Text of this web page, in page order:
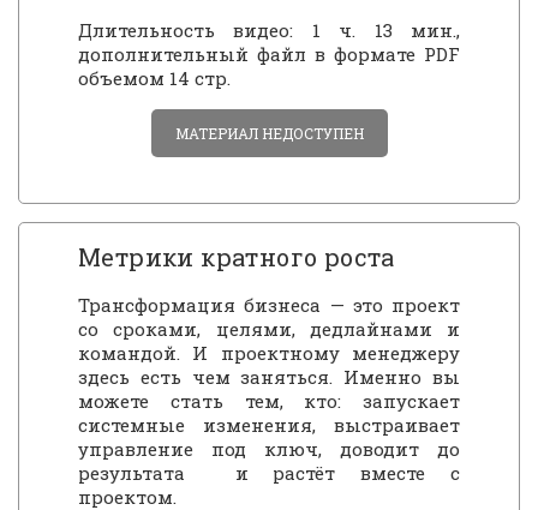
Длительность видео: 1 ч. 13 мин.,
дополнительный файл в формате PDF
объемом 14 стр.
МАТЕРИАЛ НЕДОСТУПЕН
Метрики кратного роста
Трансформация бизнеса — это проект
со сроками, целями, дедлайнами и
командой. И проектному менеджеру
здесь есть чем заняться. Именно вы
можете стать тем, кто: запускает
системные изменения, выстраивает
управление под ключ, доводит до
результата и растёт вместе с
проектом.